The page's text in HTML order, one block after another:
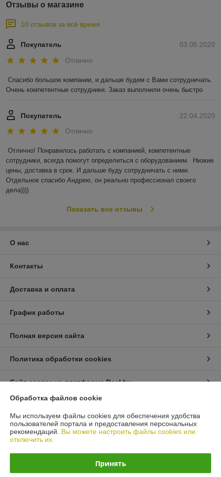
Отзывы о магазине
10 отзывов за всё время
03.05.2020
Покупатель
Отлично
Спасибо большое компании, и дальше будем с Вами сотрудничать.
Очень компетентные сотрудники. Заказ выполнили очень быстро
22.04.2020
Покупатель
Отлично
Отлично! Понравилось работать с компанией, компетентные
сотрудники, всегда помогут определиться с оборудованием.  Низкие
цены, доставка в срок. И дальше буду сотрудничать с ними.
Отдельное спасибо Андрею, он реально профессионал своего
дела))))
Показать все отзывы
О нас
Контакты
Доставка и оплата
График работы
Полная версия сайта
Политика обработки cookies
Сайт создан на платформе Deal.by
Информация для покупателя
Юридическое лицо:ЧТУП "АрмандСервис"
225406 Брестская область, г. Барановичи, ул. Пионерская 87 офис 3
Регистрационный номер ЕГР: 291485326
Обработка файлов cookie
Мы используем файлы cookies для обеспечения удобства
пользователей портала и предоставления персональных
рекомендаций. Вы можете настроить файлы cookies или
отключить их.
Принять